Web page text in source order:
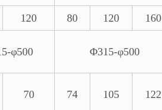
120 80 120 160
φ500 Φ315-φ500
70 74 105 122